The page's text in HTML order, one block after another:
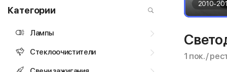
Категории
Лампы
Стеклоочистители
2010-
1 пок. /